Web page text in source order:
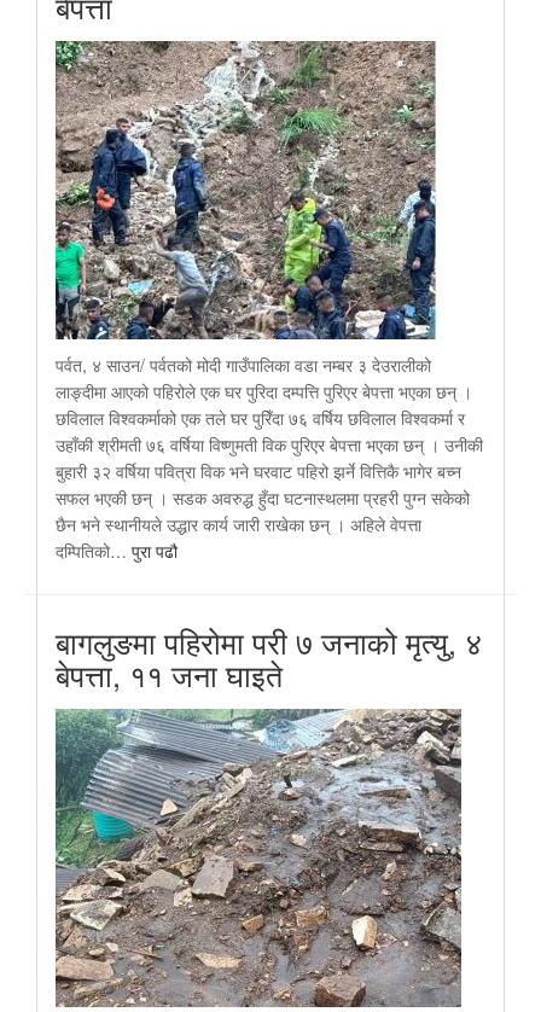
पर्वत, ४ साउन/ पर्वतको मोदी गाउँपालिका वडा नम्बर ३ देउरालीको
लाङ्दीमा आएको पहिरोले एक घर पुरिदा दम्पत्ति पुरिएर बेपत्ता भएका छन् ।
छविलाल विश्वकर्माको एक तले घर पुरिँदा ७६ वर्षिय छविलाल विश्वकर्मा र
उहाँकी श्रीमती ७६ वर्षिया विष्णुमती विक पुरिएर बेपत्ता भएका छन् । उनीकी
बुहारी ३२ वर्षिया पवित्रा विक भने घरवाट पहिरो झर्ने वित्तिकै भागेर बच्न
सफल भएकी छन् । सडक अवरुद्ध हुँदा घटनास्थलमा प्रहरी पुग्न सकेको
छैन भने स्थानीयले उद्धार कार्य जारी राखेका छन् । अहिले वेपत्ता
दम्पितिको… पुरा पढौ
बागलुङमा पहिरोमा परी ७ जनाको मृत्यु, ४
बेपत्ता, ११ जना घाइते